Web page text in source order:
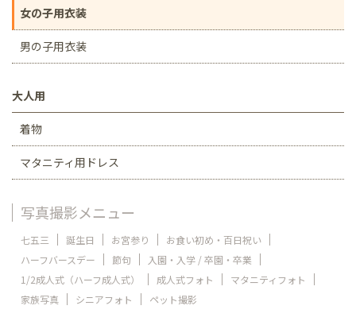
女の子用衣装
男の子用衣装
大人用
着物
マタニティ用ドレス
写真撮影メニュー
七五三 誕生日 お宮参り
お食い初め・百日祝い
ハーフバースデー
節句
入園・入学 / 卒園・卒業
1/2成人式（ハーフ成人式）
成人式フォト
マタニティフォト
家族写真
シニアフォト ペット撮影